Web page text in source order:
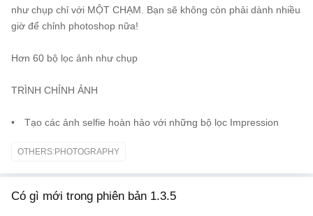
như chụp chỉ với MỘT CHẠM. Bạn sẽ không còn phải dành nhiều
giờ để chỉnh photoshop nữa!
Hơn 60 bộ lọc ảnh như chụp
TRÌNH CHỈNH ẢNH
• Tạo các ảnh selfie hoàn hảo với những bộ lọc Impression
OTHERS:PHOTOGRAPHY
Có gì mới trong phiên bản 1.3.5